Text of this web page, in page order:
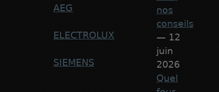
AEG
ELECTROLUX
SIEMENS
nos
conseils
— 12
juin
2026
Quel